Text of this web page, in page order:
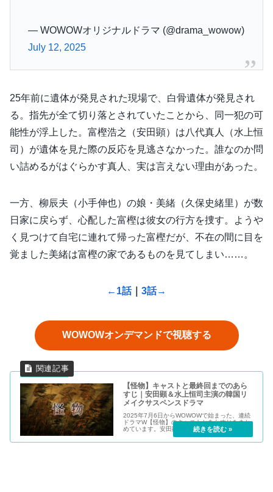
— WOWOWオリジナルドラマ (@drama_wowow)
July 12, 2025
25年前に遺体が発見された現場で、白骨遺体が発見され
る。指先が全て切り落とされていたことから、同一犯の可
能性が浮上した。富樫浩之（安田顕）は八代真人（水上恒
司）が遺体を見た際の反応を見逃さなかった。誰なのか問
い詰めるがはぐらかす真人、実は言えない理由があった。
一方、柳辰夫（小手伸也）の娘・美緒（久保史緒里）が数
日家に戻らず、心配した富樫は彼女の行方を捜す。ようや
く見つけて自宅に連れて帰った富樫だが、不在の間に目を
覚ました美緒は富樫の家であるものを見てしまい……。
←1話｜ 3話→
WOWOWオンデマンドで視聴する
【怪物】キャストと最終回までのあら
すじ｜安田顕＆水上恒司主演の韓国リ
メイクサスペンスドラマ
2025年7月6日からWOWOWで始まった、連続
ドラマW【怪物】のキャストとあらすじをまと
めています。安田顕さん＆水上恒司さん主演
で、韓国サスペンスドラマをリメイクしたドラ
マになります。